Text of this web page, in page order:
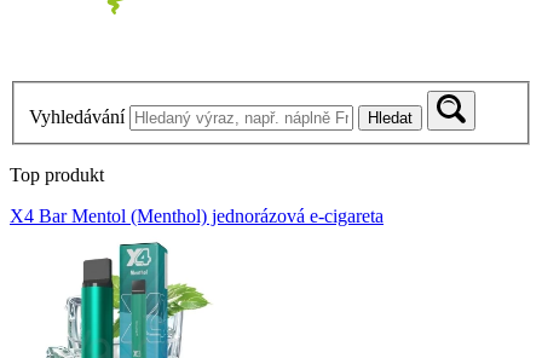
Vyhledávání Hledat
Top produkt
X4 Bar Mentol (Menthol) jednorázová e-cigareta